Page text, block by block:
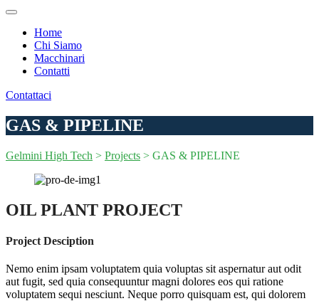
Home
Chi Siamo
Macchinari
Contatti
Contattaci
GAS & PIPELINE
Gelmini High Tech > Projects > GAS & PIPELINE
OIL PLANT PROJECT
Project Desciption
Nemo enim ipsam voluptatem quia voluptas sit aspernatur aut odit
aut fugit, sed quia consequuntur magni dolores eos qui ratione
voluptatem sequi nesciunt. Neque porro quisquam est, qui dolorem